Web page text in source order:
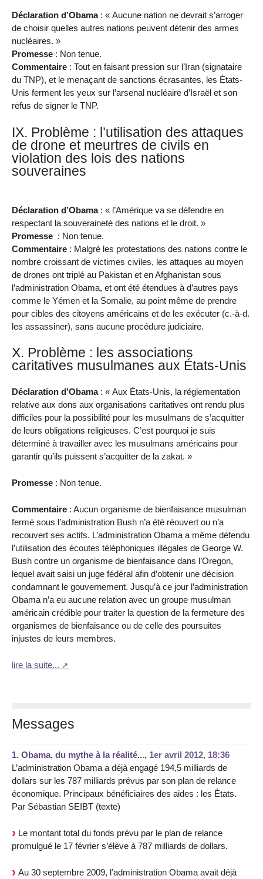
Déclaration d’Obama: « Aucune nation ne devrait s’arroger
de choisir quelles autres nations peuvent détenir des armes
nucléaires. »
Promesse : Non tenue.
Commentaire : Tout en faisant pression sur l’Iran (signataire
du TNP), et le menaçant de sanctions écrasantes, les États-
Unis ferment les yeux sur l’arsenal nucléaire d’Israël et son
refus de signer le TNP.
IX. Problème : l’utilisation des attaques
de drone et meurtres de civils en
violation des lois des nations
souveraines
Déclaration d’Obama: « l’Amérique va se défendre en
respectant la souveraineté des nations et le droit. »
Promesse : Non tenue.
Commentaire : Malgré les protestations des nations contre le
nombre croissant de victimes civiles, les attaques au moyen
de drones ont triplé au Pakistan et en Afghanistan sous
l’administration Obama, et ont été étendues à d’autres pays
comme le Yémen et la Somalie, au point même de prendre
pour cibles des citoyens américains et de les exécuter (c.-à-d.
les assassiner), sans aucune procédure judiciaire.
X. Problème : les associations
caritatives musulmanes aux États-Unis
Déclaration d’Obama: « Aux États-Unis, la réglementation
relative aux dons aux organisations caritatives ont rendu plus
difficiles pour la possibilité pour les musulmans de s’acquitter
de leurs obligations religieuses. C’est pourquoi je suis
déterminé à travailler avec les musulmans américains pour
garantir qu’ils puissent s’acquitter de la zakat. »
Promesse : Non tenue.
Commentaire : Aucun organisme de bienfaisance musulman
fermé sous l’administration Bush n’a été réouvert ou n’a
recouvert ses actifs. L’administration Obama a même défendu
l’utilisation des écoutes téléphoniques illégales de George W.
Bush contre un organisme de bienfaisance dans l’Oregon,
lequel avait saisi un juge fédéral afin d’obtenir une décision
condamnant le gouvernement. Jusqu’à ce jour l’administration
Obama n’a eu aucune relation avec un groupe musulman
américain crédible pour traiter la question de la fermeture des
organismes de bienfaisance ou de celle des poursuites
injustes de leurs membres.
lire la suite...
Messages
1. Obama, du mythe à la réalité..., 1er avril 2012, 18:36
L’administration Obama a déjà engagé 194,5 milliards de
dollars sur les 787 milliards prévus par son plan de relance
économique. Principaux bénéficiaires des aides : les États.
Par Sébastian SEIBT (texte)
Le montant total du fonds prévu par le plan de relance
promulgué le 17 février s’élève à 787 milliards de dollars.
Au 30 septembre 2009, l’administration Obama avait déjà